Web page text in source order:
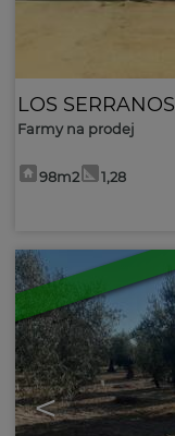
LOS SERRANOS
Farmy na prodej
98m2 1,28
<